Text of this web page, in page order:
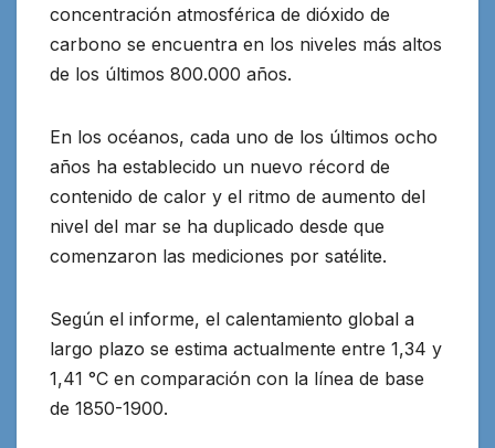
concentración atmosférica de dióxido de
carbono se encuentra en los niveles más altos
de los últimos 800.000 años.
En los océanos, cada uno de los últimos ocho
años ha establecido un nuevo récord de
contenido de calor y el ritmo de aumento del
nivel del mar se ha duplicado desde que
comenzaron las mediciones por satélite.
Según el informe, el calentamiento global a
largo plazo se estima actualmente entre 1,34 y
1,41 °C en comparación con la línea de base
de 1850-1900.